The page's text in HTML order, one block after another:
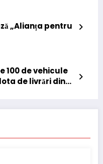
„Alianța pentru
100 de vehicule
de livrări din